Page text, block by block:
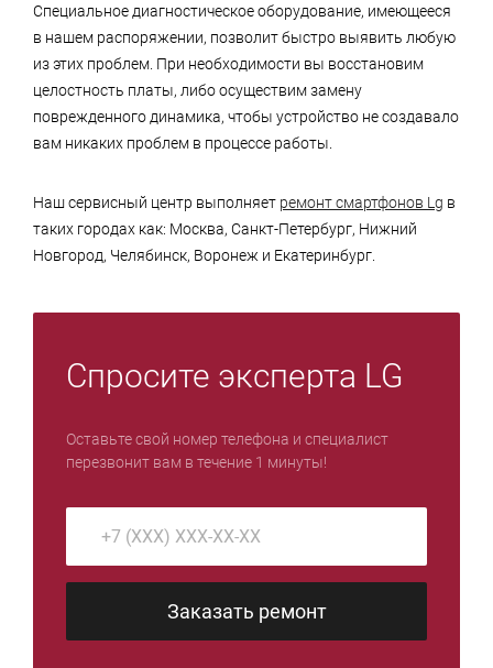
Специальное диагностическое оборудование, имеющееся
в нашем распоряжении, позволит быстро выявить любую
из этих проблем. При необходимости вы восстановим
целостность платы, либо осуществим замену
поврежденного динамика, чтобы устройство не создавало
вам никаких проблем в процессе работы.
Наш сервисный центр выполняет ремонт смартфонов Lg в
таких городах как: Москва, Санкт-Петербург, Нижний
Новгород, Челябинск, Воронеж и Екатеринбург.
Спросите эксперта LG
Оставьте свой номер телефона и специалист
перезвонит вам в течение 1 минуты!
Заказать ремонт